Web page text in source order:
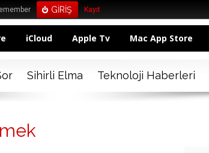
Kayıt
iCloud Apple Tv Mac App Store
Sihirli Elma Teknoloji Haberleri